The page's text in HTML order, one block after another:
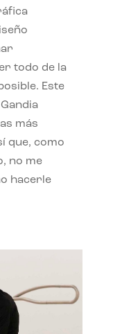
todo de la
Este
más
que, como
no me
hacerle